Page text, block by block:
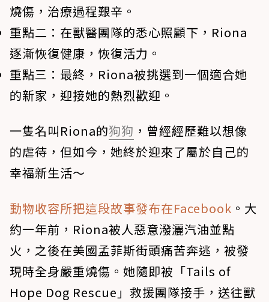
燒傷，治療過程艱辛。
重點二： 在獸醫團隊的悉心照顧下，Riona
逐漸恢復健康，恢復活力。
重點三： 最終，Riona被挑選到一個適合她
的新家，迎接她的熱烈歡迎。
一隻名叫Riona的狗狗 ，曾經經歷難以想像
的虐待，但如今，她終於迎來了屬於自己的
幸福新生活～
動物收容所把這段故事發布在Facebook 。大
約一年前，Riona被人惡意潑灑汽油並點
火，之後在美國孟菲斯街頭痛苦奔逃，被發
現時全身嚴重燒傷。她隨即被「Tails of
Hope Dog Rescue」救援團隊接手，送往獸